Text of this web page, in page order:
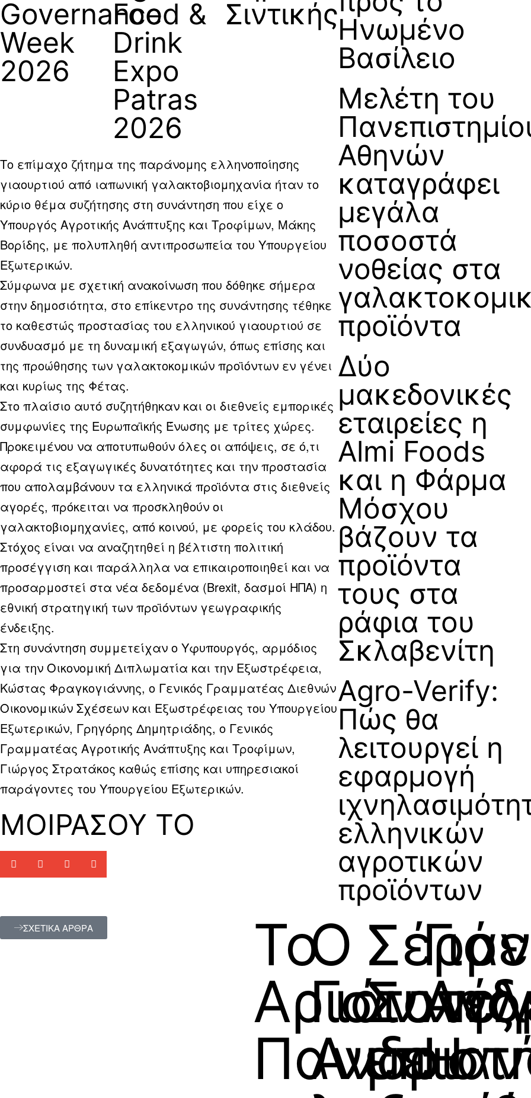
Governance
Week
2026
Food &
Drink
Expo
Patras
2026
Σιντικής
Το επίμαχο ζήτημα της παράνομης ελληνοποίησης
γιαουρτιού από ιαπωνική γαλακτοβιομηχανία ήταν το
κύριο θέμα συζήτησης στη συνάντηση που είχε ο
Υπουργός Αγροτικής Ανάπτυξης και Τροφίμων, Μάκης
Βορίδης, με πολυπληθή αντιπροσωπεία του Υπουργείου
Εξωτερικών.
Σύμφωνα με σχετική ανακοίνωση που δόθηκε σήμερα
στην δημοσιότητα, στο επίκεντρο της συνάντησης τέθηκε
το καθεστώς προστασίας του ελληνικού γιαουρτιού σε
συνδυασμό με τη δυναμική εξαγωγών, όπως επίσης και
της προώθησης των γαλακτοκομικών προϊόντων εν γένει
και κυρίως της Φέτας.
Στο πλαίσιο αυτό συζητήθηκαν και οι διεθνείς εμπορικές
συμφωνίες της Ευρωπαϊκής Ένωσης με τρίτες χώρες.
Προκειμένου να αποτυπωθούν όλες οι απόψεις, σε ό,τι
αφορά τις εξαγωγικές δυνατότητες και την προστασία
που απολαμβάνουν τα ελληνικά προϊόντα στις διεθνείς
αγορές, πρόκειται να προσκληθούν οι
γαλακτοβιομηχανίες, από κοινού, με φορείς του κλάδου.
Στόχος είναι να αναζητηθεί η βέλτιστη πολιτική
προσέγγιση και παράλληλα να επικαιροποιηθεί και να
προσαρμοστεί στα νέα δεδομένα (Brexit, δασμοί ΗΠΑ) η
εθνική στρατηγική των προϊόντων γεωγραφικής
ένδειξης.
Στη συνάντηση συμμετείχαν ο Υφυπουργός, αρμόδιος
για την Οικονομική Διπλωματία και την Εξωστρέφεια,
Κώστας Φραγκογιάννης, ο Γενικός Γραμματέας Διεθνών
Οικονομικών Σχέσεων και Εξωστρέφειας του Υπουργείου
Εξωτερικών, Γρηγόρης Δημητριάδης, ο Γενικός
Γραμματέας Αγροτικής Ανάπτυξης και Τροφίμων,
Γιώργος Στρατάκος καθώς επίσης και υπηρεσιακοί
παράγοντες του Υπουργείου Εξωτερικών.
ΜΟΙΡΑΣΟΥ ΤΟ
Ηνωμένο
Βασίλειο
Μελέτη του
Αθηνών
καταγράφει
μεγάλα
ποσοστά
νοθείας στα
προϊόντα
Δύο
μακεδονικές
εταιρείες η
Almi Foods
και η Φάρμα
Μόσχου
βάζουν τα
προϊόντα
τους στα
ράφια του
Σκλαβενίτη
Agro-Verify:
Πώς θα
λειτουργεί η
εφαρμογή
ελληνικών
αγροτικών
προϊόντων
ΣΧΕΤΙΚΑ ΑΡΘΡΑ
ΤοΟ
Γιάννης
μεΗ